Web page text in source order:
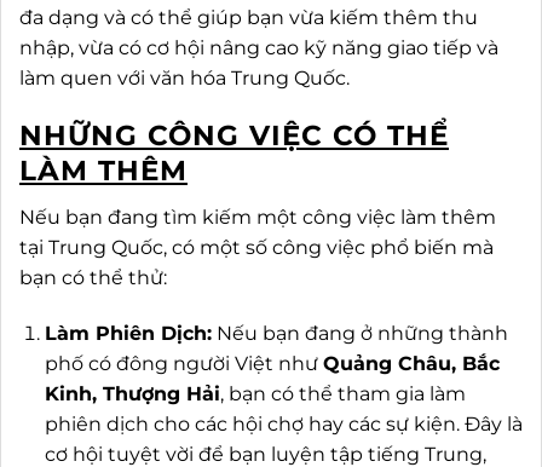
đa dạng và có thể giúp bạn vừa kiếm thêm thu
nhập, vừa có cơ hội nâng cao kỹ năng giao tiếp và
làm quen với văn hóa Trung Quốc.
NHỮNG CÔNG VIỆC CÓ THỂ
LÀM THÊM
Nếu bạn đang tìm kiếm một công việc làm thêm
tại Trung Quốc, có một số công việc phổ biến mà
bạn có thể thử:
Làm Phiên Dịch:Nếu bạn đang ở những thành
phố có đông người Việt như Quảng Châu, Bắc
Kinh, Thượng Hải, bạn có thể tham gia làm
phiên dịch cho các hội chợ hay các sự kiện. Đây là
cơ hội tuyệt vời để bạn luyện tập tiếng Trung,